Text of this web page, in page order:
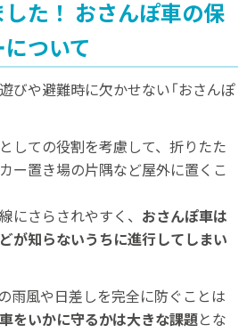
た！ おさんぽ車の保
ついて
びや避難時に欠かせない「おさんぽ
しての役割を考慮して、折りたた
ー置き場の片隅など屋外に置くこ
にさらされやすく、 おさんぽ車は
が知らないうちに進行してしまい
雨風や日差しを完全に防ぐことは
をいかに守るかは大きな課題とな